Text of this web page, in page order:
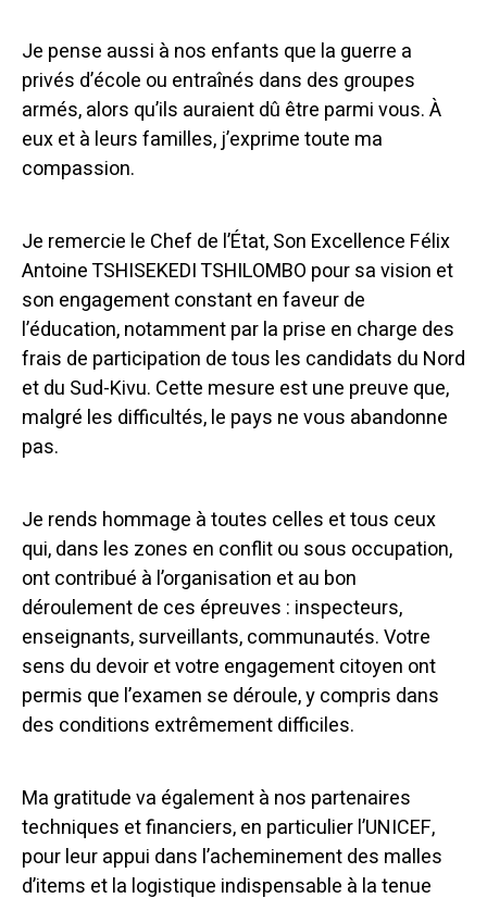
Je pense aussi à nos enfants que la guerre a
privés d’école ou entraînés dans des groupes
armés, alors qu’ils auraient dû être parmi vous. À
eux et à leurs familles, j’exprime toute ma
compassion.
Je remercie le Chef de l’État, Son Excellence Félix
Antoine TSHISEKEDI TSHILOMBO pour sa vision et
son engagement constant en faveur de
l’éducation, notamment par la prise en charge des
frais de participation de tous les candidats du Nord
et du Sud-Kivu. Cette mesure est une preuve que,
malgré les difficultés, le pays ne vous abandonne
pas.
Je rends hommage à toutes celles et tous ceux
qui, dans les zones en conflit ou sous occupation,
ont contribué à l’organisation et au bon
déroulement de ces épreuves : inspecteurs,
enseignants, surveillants, communautés. Votre
sens du devoir et votre engagement citoyen ont
permis que l’examen se déroule, y compris dans
des conditions extrêmement difficiles.
Ma gratitude va également à nos partenaires
techniques et financiers, en particulier l’UNICEF,
pour leur appui dans l’acheminement des malles
d’items et la logistique indispensable à la tenue